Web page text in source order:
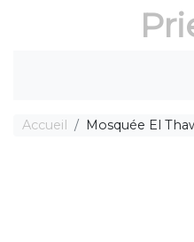
Accueil Mosquée El